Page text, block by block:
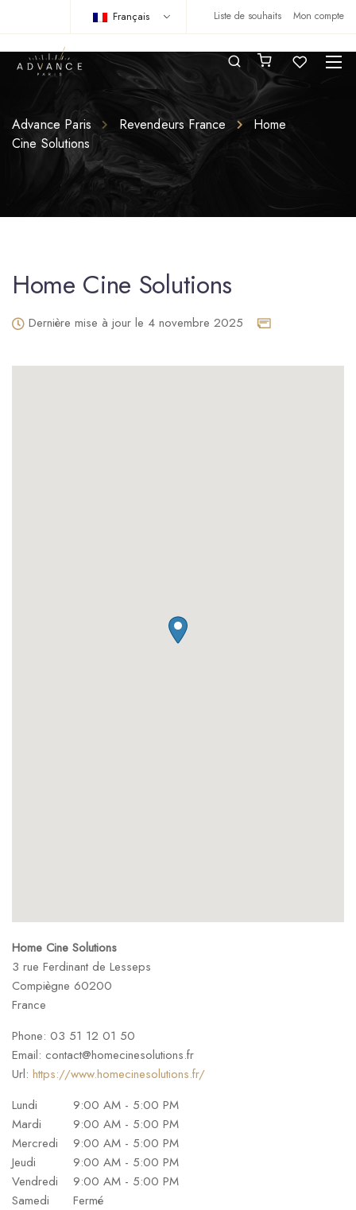
Liste de souhaits Mon compte
Français
Advance Paris Revendeurs France
Home
Cine Solutions
Home Cine Solutions
Dernière mise à jour le 4 novembre 2025
Home Cine Solutions
3 rue Ferdinant de Lesseps
Compiègne 60200
France
Phone: 03 51 12 01 50
Email: contact@homecinesolutions.fr
Url: https://www.homecinesolutions.fr/
Lundi
9:00 AM - 5:00 PM
Mardi
9:00 AM - 5:00 PM
Mercredi
9:00 AM - 5:00 PM
Jeudi
9:00 AM - 5:00 PM
Vendredi
9:00 AM - 5:00 PM
Samedi
Fermé